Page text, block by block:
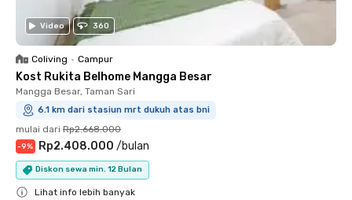
Video 360
Coliving • Campur
Kost Rukita Belhome Mangga Besar
Mangga Besar, Taman Sari
6.1 km dari stasiun mrt dukuh atas bni
mulai dari Rp2.668.000
-9% Rp2.408.000 /bulan
Diskon sewa min. 12 Bulan
Lihat info lebih banyak